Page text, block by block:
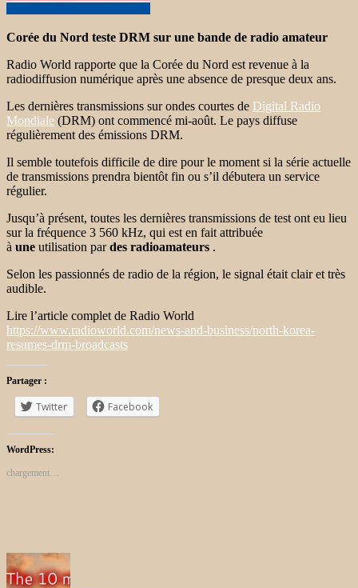
Corée du Nord teste DRM sur une bande de radio amateur
Radio World rapporte que la Corée du Nord est revenue à la
radiodiffusion numérique après une absence de presque deux ans.
Les dernières transmissions sur ondes courtes de Digital Radio
Mondiale (DRM) ont commencé mi-août. Le pays diffuse
régulièrement des émissions DRM.
Il semble toutefois difficile de dire pour le moment si la série actuelle
de transmissions prendra bientôt fin ou s’il débutera un service
régulier.
Jusqu’à présent, toutes les dernières transmissions de test ont eu lieu
sur la fréquence 3 560 kHz, qui est en fait attribuée
à une utilisation pardes radioamateurs .
Selon les passionnés de radio de la région, le signal était clair et très
audible.
Lire l’article complet de Radio World
https://www.radioworld.com/news-and-business/north-korea-
resumes-drm-broadcasts
Partager :
Twitter Facebook
WordPress:
chargement…